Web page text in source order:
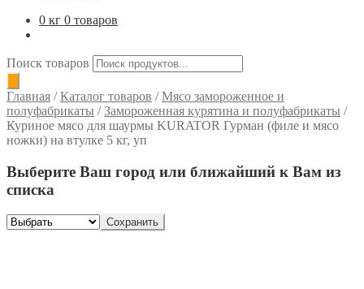
0 кг 0 товаров
Поиск товаров
Главная /Каталог товаров /Мясо замороженное и
полуфабрикаты /Замороженная курятина и полуфабрикаты /
Куриное мясо для шаурмы KURATOR Гурман (филе и мясо
ножки) на втулке 5 кг, уп
Выберите Ваш город или ближайший к Вам из
списка
Сохранить